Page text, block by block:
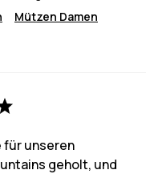
Mützen Damen
für unseren
geholt, und